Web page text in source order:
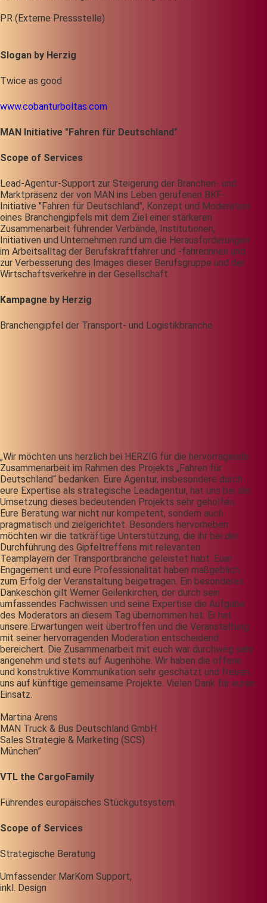
PR (Externe Pressstelle)
Slogan by Herzig
Twice as good
www.cobanturboltas.com
MAN Initiative "Fahren für Deutschland"
Scope of Services
Lead-Agentur-Support zur Steigerung der Branchen- und
Marktpräsenz der von MAN ins Leben gerufenen BKF-
Initiative "Fahren für Deutschland", Konzept und Moderation
eines Branchengipfels mit dem Ziel einer stärkeren
Zusammenarbeit führender Verbände, Institutionen,
Initiativen und Unternehmen rund um die Herausforderungen
im Arbeitsalltag der Berufskraftfahrer und -fahrerinnen und
zur Verbesserung des Images dieser Berufsgruppe und der
Wirtschaftsverkehre in der Gesellschaft.
Kampagne by Herzig
Branchengipfel der Transport- und Logistikbranche
„Wir möchten uns herzlich bei HERZIG für die hervorragende
Zusammenarbeit im Rahmen des Projekts „Fahren für
Deutschland“ bedanken. Eure Agentur, insbesondere durch
eure Expertise als strategische Leadagentur, hat uns bei der
Umsetzung dieses bedeutenden Projekts sehr geholfen.
Eure Beratung war nicht nur kompetent, sondern auch
pragmatisch und zielgerichtet. Besonders hervorheben
möchten wir die tatkräftige Unterstützung, die ihr bei der
Durchführung des Gipfeltreffens mit relevanten
Teamplayern der Transportbranche geleistet habt. Euer
Engagement und eure Professionalität haben maßgeblich
zum Erfolg der Veranstaltung beigetragen. Ein besonderes
Dankeschön gilt Werner Geilenkirchen, der durch sein
umfassendes Fachwissen und seine Expertise die Aufgabe
des Moderators an diesem Tag übernommen hat. Er hat
unsere Erwartungen weit übertroffen und die Veranstaltung
mit seiner hervorragenden Moderation entscheidend
bereichert. Die Zusammenarbeit mit euch war durchweg sehr
angenehm und stets auf Augenhöhe. Wir haben die offene
und konstruktive Kommunikation sehr geschätzt und freuen
uns auf künftige gemeinsame Projekte. Vielen Dank für euren
Einsatz.
Martina Arens
MAN Truck & Bus Deutschland GmbH
Sales Strategie & Marketing (SCS)
München”
VTL the CargoFamily
Führendes europäisches Stückgutsystem
Scope of Services
Strategische Beratung
Umfassender MarKom Support,
inkl. Design